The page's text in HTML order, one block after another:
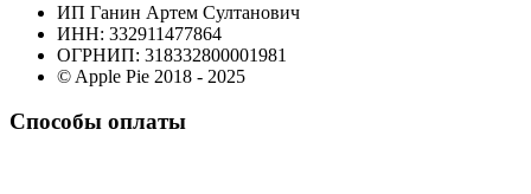
ИП Ганин Артем Султанович
ИНН: 332911477864
ОГРНИП: 318332800001981
© Apple Pie 2018 - 2025
Способы оплаты